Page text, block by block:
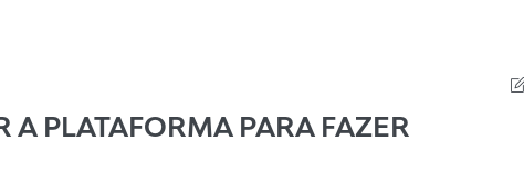
A PLATAFORMA PARA FAZER